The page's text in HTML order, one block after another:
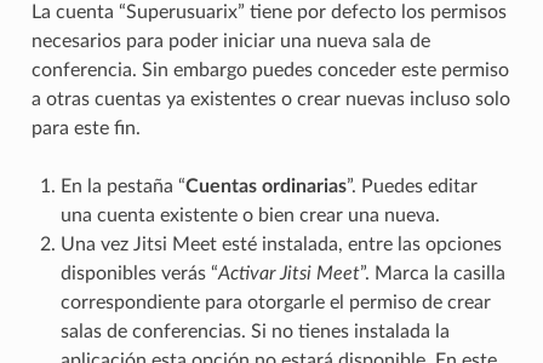
La cuenta “Superusuarix” tiene por defecto los permisos
necesarios para poder iniciar una nueva sala de
conferencia. Sin embargo puedes conceder este permiso
a otras cuentas ya existentes o crear nuevas incluso solo
para este fin.
En la pestaña “Cuentas ordinarias”. Puedes editar
una cuenta existente o bien crear una nueva.
Una vez Jitsi Meet esté instalada, entre las opciones
disponibles verás “Activar Jitsi Meet”. Marca la casilla
correspondiente para otorgarle el permiso de crear
salas de conferencias. Si no tienes instalada la